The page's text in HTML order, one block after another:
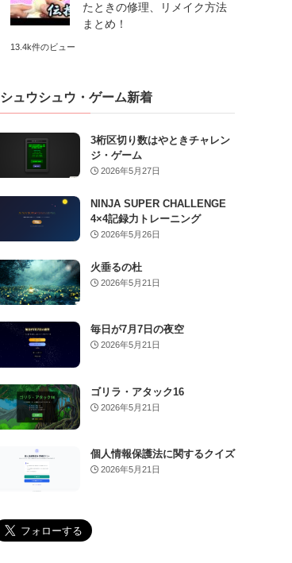
たときの修理、リメイク方法
まとめ！
13.4k件のビュー
シュウシュウ・ゲーム新着
3桁区切り数はやときチャレン
ジ・ゲーム
2026年5月27日
NINJA SUPER CHALLENGE
4×4記録力トレーニング
2026年5月26日
火垂るの杜
2026年5月21日
毎日が7月7日の夜空
2026年5月21日
ゴリラ・アタック16
2026年5月21日
個人情報保護法に関するクイズ
2026年5月21日